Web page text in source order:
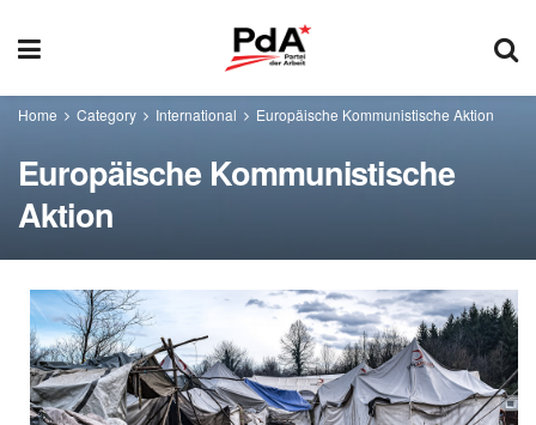
Home Category International Europäische Kommunistische Aktion
Europäische Kommunistische
Aktion